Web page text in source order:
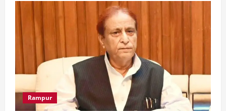
Rampur